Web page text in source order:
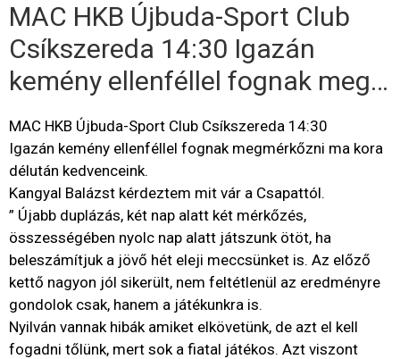
MAC HKB Újbuda-Sport Club
Csíkszereda 14:30 Igazán
kemény ellenféllel fognak meg…
MAC HKB Újbuda-Sport Club Csíkszereda 14:30
Igazán kemény ellenféllel fognak megmérkőzni ma kora
délután kedvenceink.
Kangyal Balázst kérdeztem mit vár a Csapattól.
” Újabb duplázás, két nap alatt két mérkőzés,
összességében nyolc nap alatt játszunk ötöt, ha
beleszámítjuk a jövő hét eleji meccsünket is. Az előző
kettő nagyon jól sikerült, nem feltétlenül az eredményre
gondolok csak, hanem a játékunkra is.
Nyilván vannak hibák amiket elkövetünk, de azt el kell
fogadni tőlünk, mert sok a fiatal játékos. Azt viszont